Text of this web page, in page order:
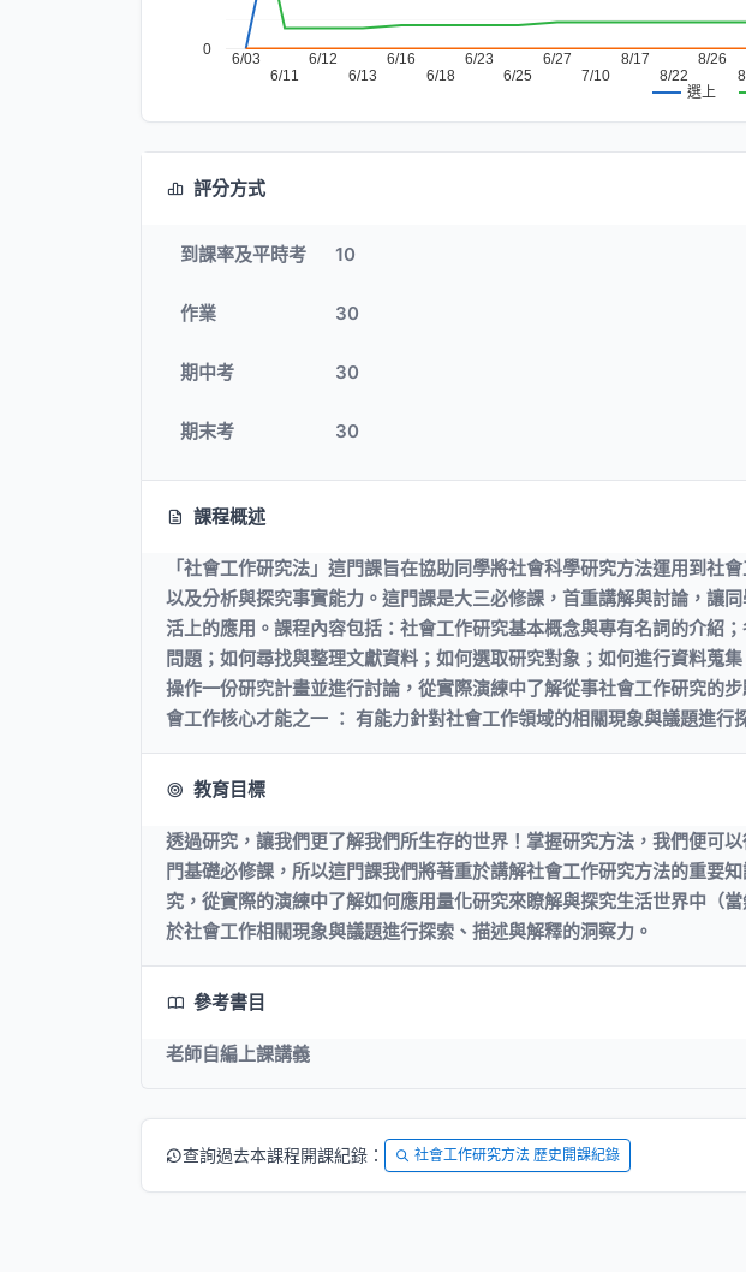
選上
6/03
6/11
6/12
6/13
6/16
6/18
6/23
6/25
6/27
7/10
8/17
8/22
8/26
0
評分方式
到課率及平時考 10
作業 30
期中考 30
期末考 30
課程概述
「社會工作研究法」這門課旨在協助同學將社會科學研究方法運用到社
以及分析與探究事實能力。這門課是大三必修課，首重講解與討論，讓
活上的應用。課程內容包括：社會工作研究基本概念與專有名詞的介紹
問題；如何尋找與整理文獻資料；如何選取研究對象；如何進行資料蒐
操作一份研究計畫並進行討論，從實際演練中了解從事社會工作研究的
會工作核心才能之一 ： 有能力針對社會工作領域的相關現象與議題進行
教育目標
透過研究，讓我們更了解我們所生存的世界！掌握研究方法，我們便可
門基礎必修課，所以這門課我們將著重於講解社會工作研究方法的重要
究，從實際的演練中了解如何應用量化研究來瞭解與探究生活世界中（
於社會工作相關現象與議題進行探索、描述與解釋的洞察力。
參考書目
老師自編上課講義
查詢過去本課程開課紀錄： 社會工作研究方法 歷史開課紀錄